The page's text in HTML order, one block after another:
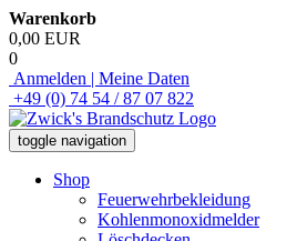
Warenkorb
0,00 EUR
0
Anmelden | Meine Daten
+49 (0) 74 54 / 87 07 822
toggle navigation
Shop
Feuerwehrbekleidung
Kohlenmonoxidmelder